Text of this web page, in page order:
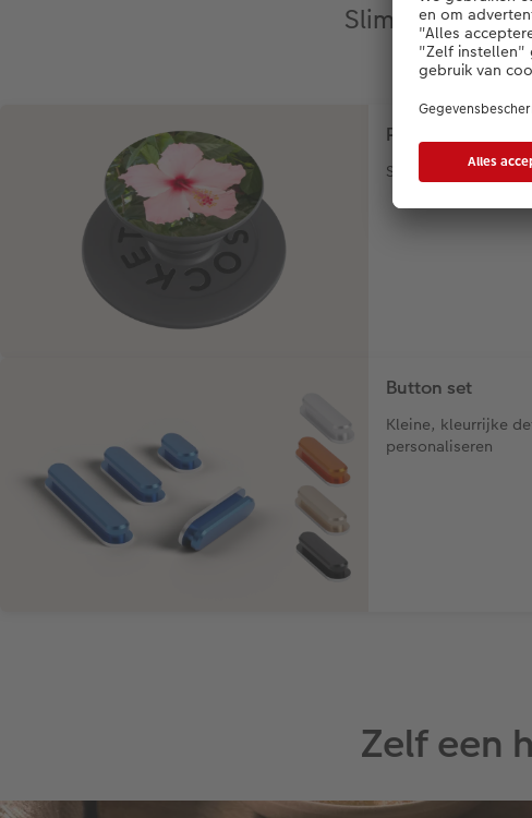
Slimme
PopGrip
Stevige
Button set
Kleine, kleurrijke
personaliseren
Zelf een